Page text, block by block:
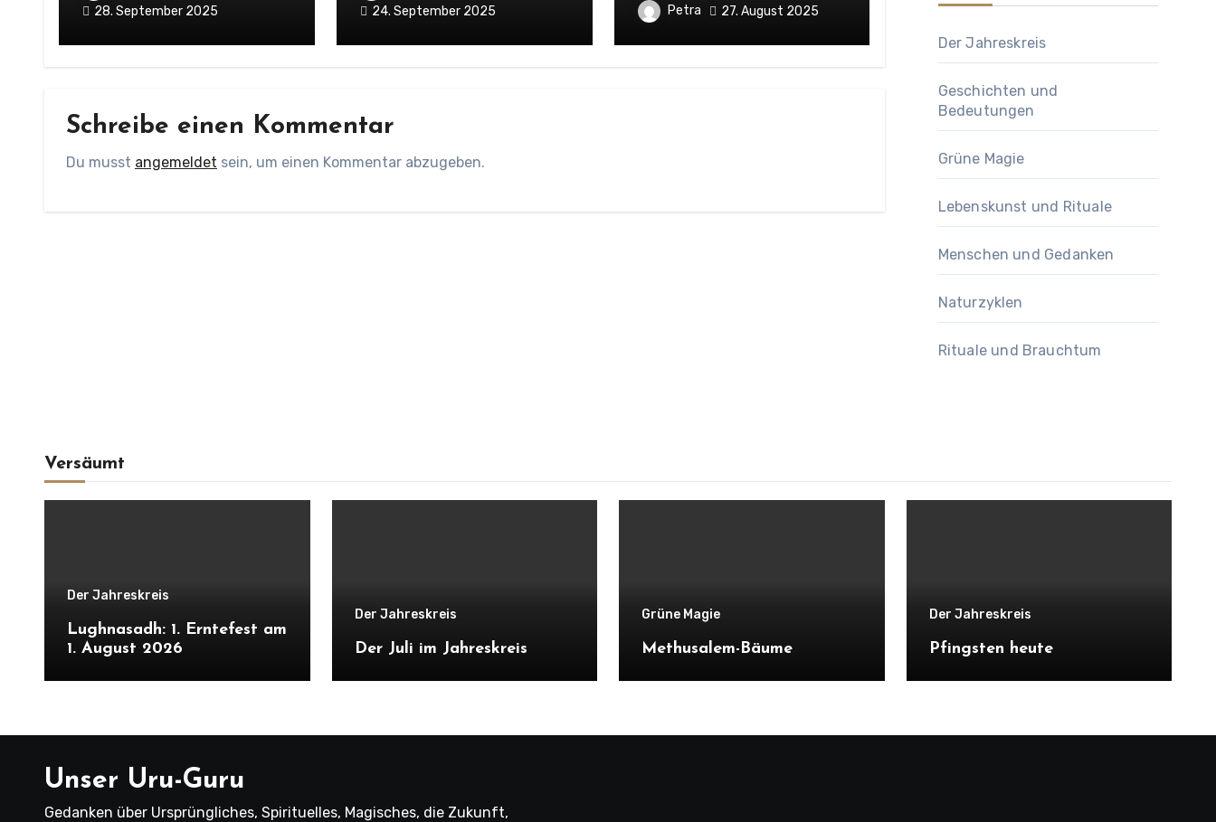
28. September 2025
24. September 2025
Petra 27. August 2025
Schreibe einen Kommentar
Du musst angemeldet sein, um einen Kommentar abzugeben.
Der Jahreskreis
Geschichten und
Bedeutungen
Grüne Magie
Lebenskunst und Rituale
Menschen und Gedanken
Naturzyklen
Rituale und Brauchtum
Versäumt
Der Jahreskreis
Lughnasadh: 1. Erntefest am
1. August 2026
Der Jahreskreis
Der Juli im Jahreskreis
Grüne Magie
Methusalem-Bäume
Der Jahreskreis
Pfingsten heute
Unser Uru-Guru
Gedanken über Ursprüngliches, Spirituelles, Magisches, die Zukunft,